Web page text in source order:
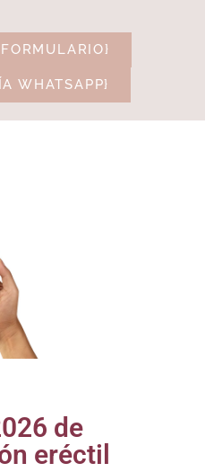
WHATSAPP}
de
eréctil